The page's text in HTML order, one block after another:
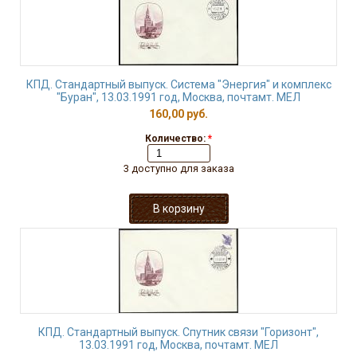
КПД. Стандартный выпуск. Система "Энергия" и комплекс
"Буран", 13.03.1991 год, Москва, почтамт. МЕЛ
160,00 руб.
Количество: *
3 доступно для заказа
КПД. Стандартный выпуск. Спутник связи "Горизонт",
13.03.1991 год, Москва, почтамт. МЕЛ